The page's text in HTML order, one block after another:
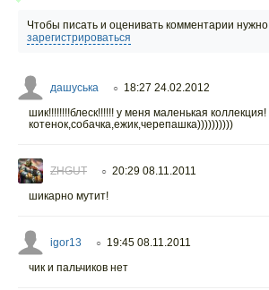
Чтобы писать и оценивать комментарии нужно
зарегистрироваться
дашуська ○ 18:27 24.02.2012
шик!!!!!!!!блеск!!!!!! у меня маленькая коллекция!
котенок,собачка,ежик,черепашка))))))))))
ZHGUT ○ 20:29 08.11.2011
шикарно мутит!
igor13 ○ 19:45 08.11.2011
чик и пальчиков нет